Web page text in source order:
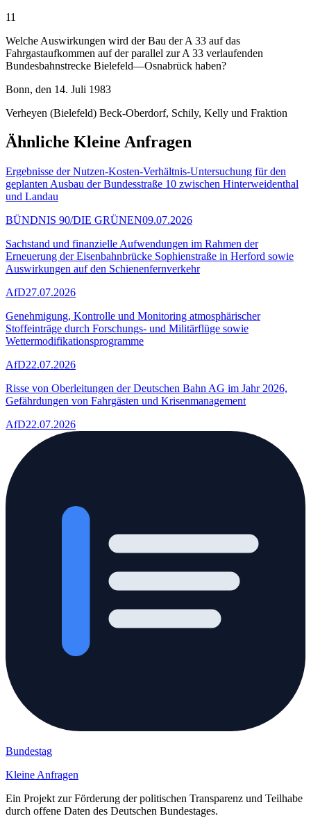
11
Welche Auswirkungen wird der Bau der A 33 auf das
Fahrgastaufkommen auf der parallel zur A 33 verlaufenden
Bundesbahnstrecke Bielefeld—Osnabrück haben?
Bonn, den 14. Juli 1983
Verheyen (Bielefeld) Beck-Oberdorf, Schily, Kelly und Fraktion
Ähnliche Kleine Anfragen
Ergebnisse der Nutzen-Kosten-Verhältnis-Untersuchung für den
geplanten Ausbau der Bundesstraße 10 zwischen Hinterweidenthal
und Landau
BÜNDNIS 90/DIE GRÜNEN09.07.2026
Sachstand und finanzielle Aufwendungen im Rahmen der
Erneuerung der Eisenbahnbrücke Sophienstraße in Herford sowie
Auswirkungen auf den Schienenfernverkehr
AfD27.07.2026
Genehmigung, Kontrolle und Monitoring atmosphärischer
Stoffeinträge durch Forschungs- und Militärflüge sowie
Wettermodifikationsprogramme
AfD22.07.2026
Risse von Oberleitungen der Deutschen Bahn AG im Jahr 2026,
Gefährdungen von Fahrgästen und Krisenmanagement
AfD22.07.2026
Bundestag
Kleine Anfragen
Ein Projekt zur Förderung der politischen Transparenz und Teilhabe
durch offene Daten des Deutschen Bundestages.